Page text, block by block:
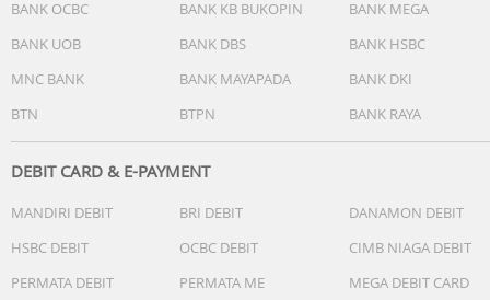
kelembaban 60-70%, selama 4 jam).
Pembuat es batu otomatis AutoIce memastikan Anda
memiliki es untuk minuman Anda. Pilih fiture FastIce
mempercepat pembuatan es dan menghasilkan 25%
* Dicoba secara internal, membandingkan antara fitur
BANK OCBC
BANK KB BUKOPIN
BANK MEGA
BANK UOB
BANK DBS
BANK HSBC
MNC BANK
BANK MAYAPADA
BANK DKI
BTN
BTPN BANK RAYA
DEBIT CARD & E-PAYMENT
MANDIRI DEBIT BRI DEBIT
DANAMON DEBIT
HSBC DEBIT
OCBC DEBIT
CIMB NIAGA DEBIT
PERMATA DEBIT
PERMATA ME
MEGA DEBIT CARD